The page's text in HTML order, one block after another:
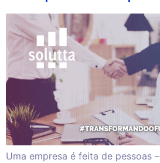
Uma empresa é feita de pessoas